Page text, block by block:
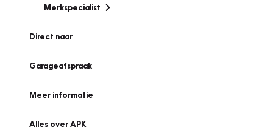
Merkspecialist
Direct naar
Garageafspraak
Meer informatie
Alles over APK